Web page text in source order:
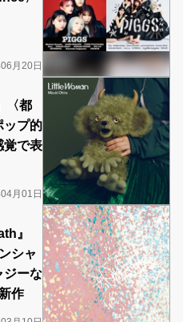
月20日
〈都
ップ的
覚で表
月01日
』
シャ
ジーな
作